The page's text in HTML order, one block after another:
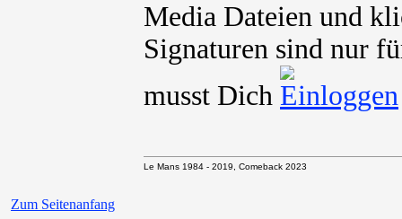
Media Dateien und
Signaturen sind nur
musst Dich
Zum Seitenanfang
Le Mans 1984 - 2019, Comeback 2023